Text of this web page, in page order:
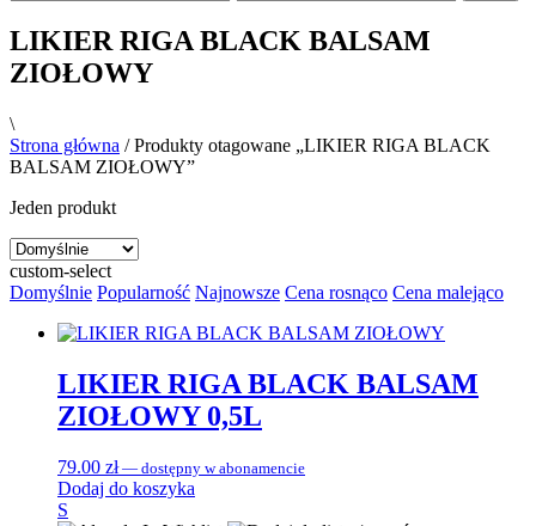
LIKIER RIGA BLACK BALSAM
ZIOŁOWY
\
Strona główna / Produkty otagowane „LIKIER RIGA BLACK
BALSAM ZIOŁOWY”
Jeden produkt
custom-select
Domyślnie Popularność Najnowsze Cena rosnąco Cena malejąco
LIKIER RIGA BLACK BALSAM
ZIOŁOWY 0,5L
79.00 zł — dostępny w abonamencie
Dodaj do koszyka
S